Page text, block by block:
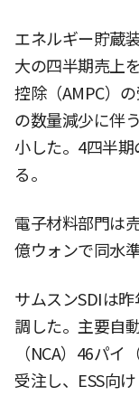
エネルギー貯蔵
大の四半期売上
控除（AMPC）
の数量減少に伴
小した。4四半
る。
電子材料部門は
億ウォンで同水
サムスンSDIは
調した。主要自
（NCA）46パ
受注し、ESS向